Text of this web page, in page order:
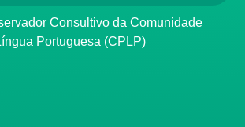
Portuguesa (CPLP)